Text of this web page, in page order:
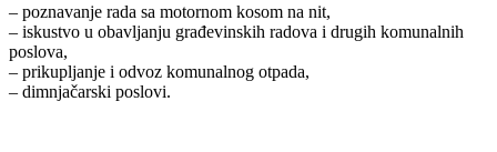
– poznavanje rada sa motornom kosom na nit,
– iskustvo u obavljanju građevinskih radova i drugih komunalnih
poslova,
– prikupljanje i odvoz komunalnog otpada,
– dimnjačarski poslovi.